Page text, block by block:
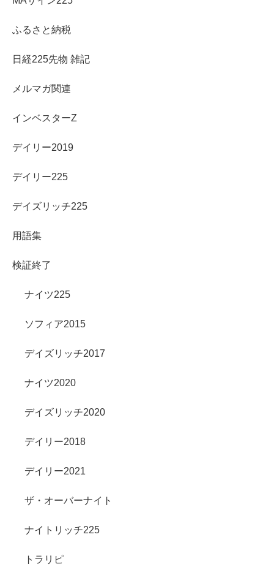
ふるさと納税
日経225先物 雑記
メルマガ関連
インベスターZ
デイリー2019
デイリー225
デイズリッチ225
用語集
検証終了
ナイツ225
ソフィア2015
デイズリッチ2017
ナイツ2020
デイズリッチ2020
デイリー2018
デイリー2021
ザ・オーバーナイト
ナイトリッチ225
トラリピ